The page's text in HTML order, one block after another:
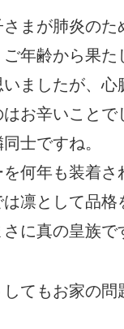
まが肺炎のた
年齢から果た
ましたが、心
お辛いことで
士ですね。
何年も装着さ
凛として品格
に真の皇族で
てもお家の問